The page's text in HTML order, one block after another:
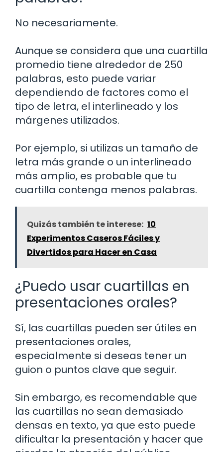
No necesariamente.
Aunque se considera que una cuartilla
promedio tiene alrededor de 250
palabras, esto puede variar
dependiendo de factores como el
tipo de letra, el interlineado y los
márgenes utilizados.
Por ejemplo, si utilizas un tamaño de
letra más grande o un interlineado
más amplio, es probable que tu
cuartilla contenga menos palabras.
Quizás también te interese: 10
Experimentos Caseros Fáciles y
Divertidos para Hacer en Casa
¿Puedo usar cuartillas en
presentaciones orales?
Sí, las cuartillas pueden ser útiles en
presentaciones orales,
especialmente si deseas tener un
guion o puntos clave que seguir.
Sin embargo, es recomendable que
las cuartillas no sean demasiado
densas en texto, ya que esto puede
dificultar la presentación y hacer que